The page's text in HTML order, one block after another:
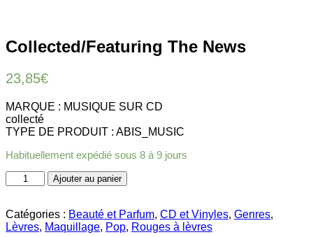
Collected/Featuring The News
23,85€
MARQUE : MUSIQUE SUR CD
collecté
TYPE DE PRODUIT : ABIS_MUSIC
Habituellement expédié sous 8 à 9 jours
quantité
de
The
News
Ajouter au panier
Catégories : Beauté et Parfum, CD et Vinyles, Genres,
Lèvres, Maquillage, Pop, Rouges à lèvres